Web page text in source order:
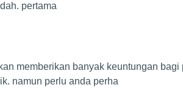
pertama
memberikan banyak keuntungan bagi
namun perlu anda perha